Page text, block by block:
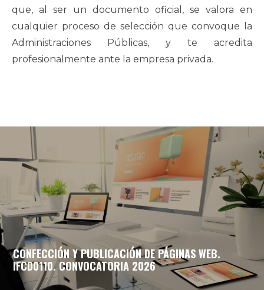
que, al ser un documento oficial, se valora en
cualquier proceso de selección que convoque la
Administraciones Públicas, y te acredita
profesionalmente ante la empresa privada.
CONFECCIÓN Y PUBLICACIÓN DE PÁGINAS WEB.
IFCD0110. CONVOCATORIA 2026